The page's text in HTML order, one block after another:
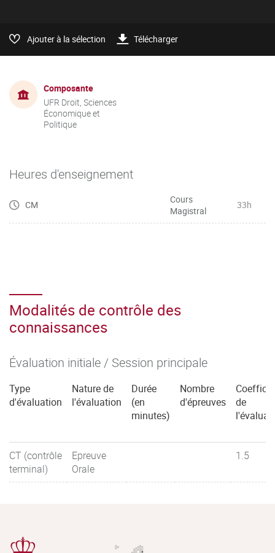
Ajouter à la sélection Télécharger
Composante
UFR Droit, Sciences
Économique et
Politique
Heures d'enseignement
CM
Cours
Magistral
33h
Modalités de contrôle des
connaissances
Évaluation initiale / Session principale
Type
d'évaluation
Nature de
l'évaluation
Durée
(en
minutes)
Nombre
d'épreuves
de
CT (contrôle
terminal)
Epreuve
Orale
1.5